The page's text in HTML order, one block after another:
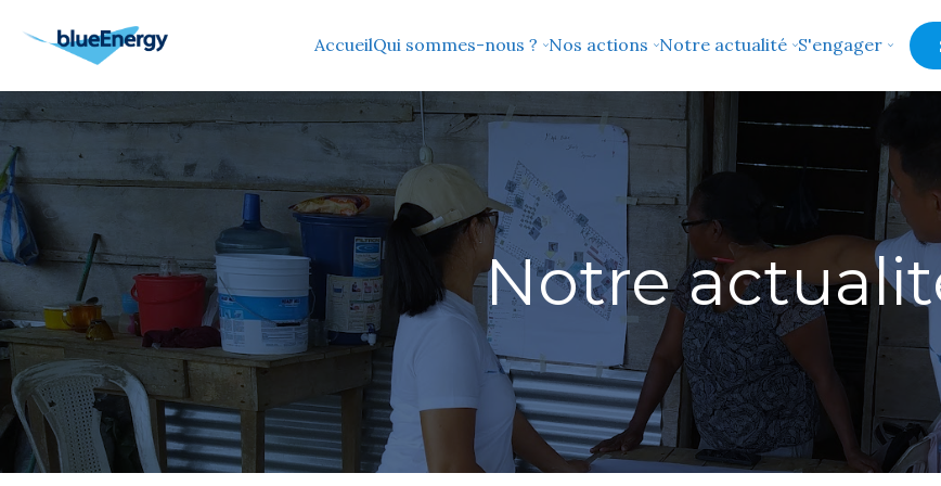
AccueilQui sommes-nous ? Nos actions Notre actualité S'engager
Notre